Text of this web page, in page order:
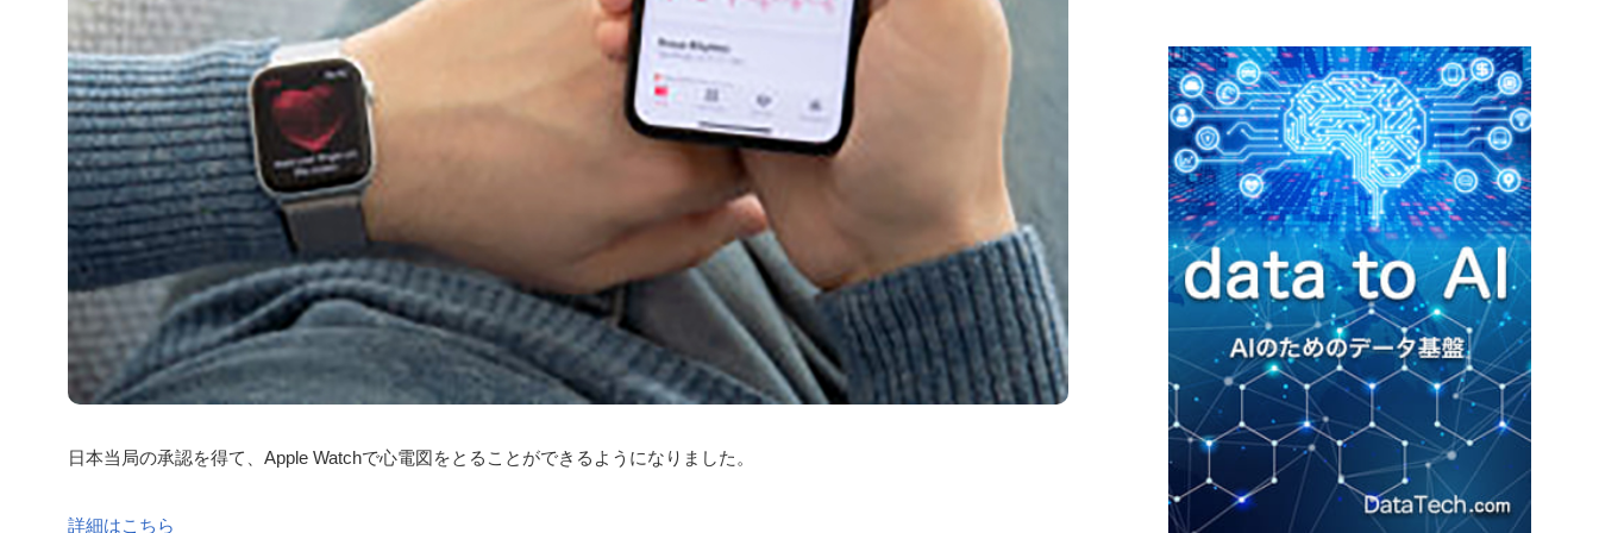
日本当局の承認を得て、Apple Watchで心電図をとることができるようになりました。
詳細はこちら